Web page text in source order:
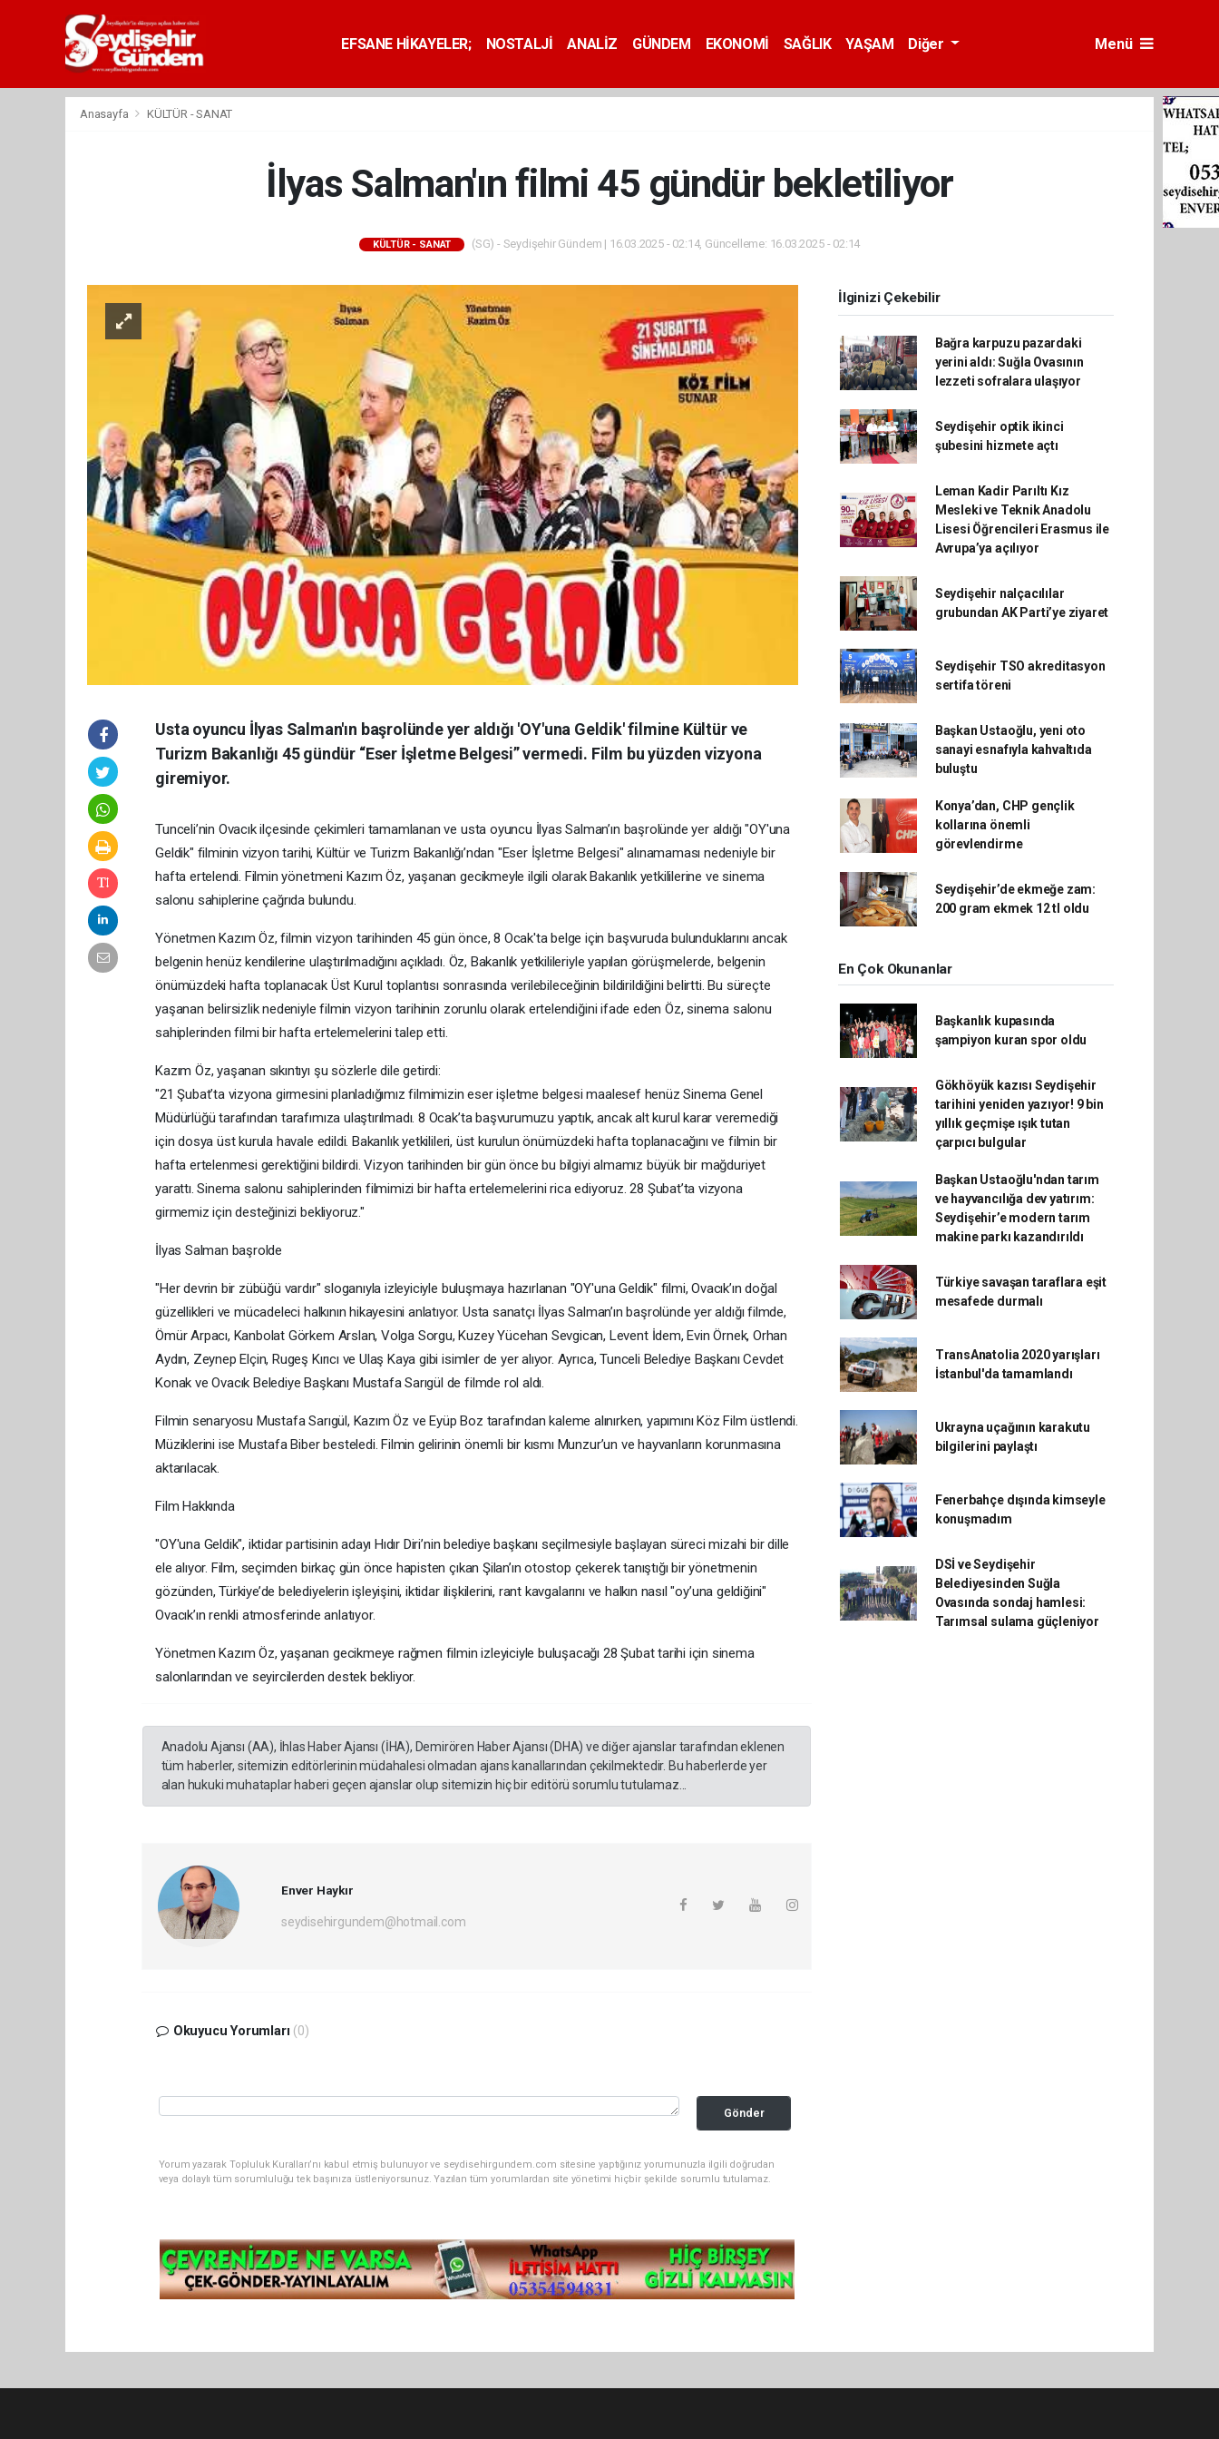
EFSANE HİKAYELER; NOSTALJİ ANALİZ GÜNDEM EKONOMİ SAĞLIK YAŞAM Diğer Menü
Anasayfa KÜLTÜR - SANAT
İlyas Salman'ın filmi 45 gündür bekletiliyor
KÜLTÜR - SANAT (SG) - Seydişehir Gündem | 16.03.2025 - 02:14, Güncelleme: 16.03.2025 - 02:14
Usta oyuncu İlyas Salman'ın başrolünde yer aldığı 'OY'una Geldik' filmine Kültür ve
Turizm Bakanlığı 45 gündür “Eser İşletme Belgesi” vermedi. Film bu yüzden vizyona
giremiyor.
Tunceli’nin Ovacık ilçesinde çekimleri tamamlanan ve usta oyuncu İlyas Salman’ın başrolünde yer aldığı "OY'una
Geldik" filminin vizyon tarihi, Kültür ve Turizm Bakanlığı’ndan "Eser İşletme Belgesi" alınamaması nedeniyle bir
hafta ertelendi. Filmin yönetmeni Kazım Öz, yaşanan gecikmeyle ilgili olarak Bakanlık yetkililerine ve sinema
salonu sahiplerine çağrıda bulundu.
Yönetmen Kazım Öz, filmin vizyon tarihinden 45 gün önce, 8 Ocak'ta belge için başvuruda bulunduklarını ancak
belgenin henüz kendilerine ulaştırılmadığını açıkladı. Öz, Bakanlık yetkilileriyle yapılan görüşmelerde, belgenin
önümüzdeki hafta toplanacak Üst Kurul toplantısı sonrasında verilebileceğinin bildirildiğini belirtti. Bu süreçte
yaşanan belirsizlik nedeniyle filmin vizyon tarihinin zorunlu olarak ertelendiğini ifade eden Öz, sinema salonu
sahiplerinden filmi bir hafta ertelemelerini talep etti.
Kazım Öz, yaşanan sıkıntıyı şu sözlerle dile getirdi:
"21 Şubat’ta vizyona girmesini planladığımız filmimizin eser işletme belgesi maalesef henüz Sinema Genel
Müdürlüğü tarafından tarafımıza ulaştırılmadı. 8 Ocak’ta başvurumuzu yaptık, ancak alt kurul karar veremediği
için dosya üst kurula havale edildi. Bakanlık yetkilileri, üst kurulun önümüzdeki hafta toplanacağını ve filmin bir
hafta ertelenmesi gerektiğini bildirdi. Vizyon tarihinden bir gün önce bu bilgiyi almamız büyük bir mağduriyet
yarattı. Sinema salonu sahiplerinden filmimizi bir hafta ertelemelerini rica ediyoruz. 28 Şubat’ta vizyona
girmemiz için desteğinizi bekliyoruz."
İlyas Salman başrolde
"Her devrin bir zübüğü vardır" sloganıyla izleyiciyle buluşmaya hazırlanan "OY'una Geldik" filmi, Ovacık’ın doğal
güzellikleri ve mücadeleci halkının hikayesini anlatıyor. Usta sanatçı İlyas Salman’ın başrolünde yer aldığı filmde,
Ömür Arpacı, Kanbolat Görkem Arslan, Volga Sorgu, Kuzey Yücehan Sevgican, Levent İdem, Evin Örnek, Orhan
Aydın, Zeynep Elçin, Rugeş Kırıcı ve Ulaş Kaya gibi isimler de yer alıyor. Ayrıca, Tunceli Belediye Başkanı Cevdet
Konak ve Ovacık Belediye Başkanı Mustafa Sarıgül de filmde rol aldı.
Filmin senaryosu Mustafa Sarıgül, Kazım Öz ve Eyüp Boz tarafından kaleme alınırken, yapımını Köz Film üstlendi.
Müziklerini ise Mustafa Biber besteledi. Filmin gelirinin önemli bir kısmı Munzur’un ve hayvanların korunmasına
aktarılacak.
Film Hakkında
"OY'una Geldik", iktidar partisinin adayı Hıdır Diri’nin belediye başkanı seçilmesiyle başlayan süreci mizahi bir dille
ele alıyor. Film, seçimden birkaç gün önce hapisten çıkan Şilan’ın otostop çekerek tanıştığı bir yönetmenin
gözünden, Türkiye’de belediyelerin işleyişini, iktidar ilişkilerini, rant kavgalarını ve halkın nasıl "oy’una geldiğini"
Ovacık’ın renkli atmosferinde anlatıyor.
Yönetmen Kazım Öz, yaşanan gecikmeye rağmen filmin izleyiciyle buluşacağı 28 Şubat tarihi için sinema
salonlarından ve seyircilerden destek bekliyor.
Anadolu Ajansı (AA), İhlas Haber Ajansı (İHA), Demirören Haber Ajansı (DHA) ve diğer ajanslar tarafından eklenen
tüm haberler, sitemizin editörlerinin müdahalesi olmadan ajans kanallarından çekilmektedir. Bu haberlerde yer
alan hukuki muhataplar haberi geçen ajanslar olup sitemizin hiç bir editörü sorumlu tutulamaz...
Enver Haykır
seydisehirgundem@hotmail.com
Okuyucu Yorumları (0)
Gönder
Yorum yazarak Topluluk Kuralları’nı kabul etmiş bulunuyor ve seydisehirgundem.com sitesine yaptığınız yorumunuzla ilgili doğrudan
veya dolaylı tüm sorumluluğu tek başınıza üstleniyorsunuz. Yazılan tüm yorumlardan site yönetimi hiçbir şekilde sorumlu tutulamaz.
İlginizi Çekebilir
Bağra karpuzu pazardaki
yerini aldı: Suğla Ovasının
lezzeti sofralara ulaşıyor
Seydişehir optik ikinci
şubesini hizmete açtı
Leman Kadir Parıltı Kız
Mesleki ve Teknik Anadolu
Lisesi Öğrencileri Erasmus ile
Avrupa’ya açılıyor
Seydişehir nalçacılılar
grubundan AK Parti’ye ziyaret
Seydişehir TSO akreditasyon
sertifa töreni
Başkan Ustaoğlu, yeni oto
sanayi esnafıyla kahvaltıda
buluştu
Konya’dan, CHP gençlik
kollarına önemli
görevlendirme
Seydişehir’de ekmeğe zam:
200 gram ekmek 12 tl oldu
En Çok Okunanlar
Başkanlık kupasında
şampiyon kuran spor oldu
Gökhöyük kazısı Seydişehir
tarihini yeniden yazıyor! 9 bin
yıllık geçmişe ışık tutan
çarpıcı bulgular
Başkan Ustaoğlu'ndan tarım
ve hayvancılığa dev yatırım:
Seydişehir’e modern tarım
makine parkı kazandırıldı
Türkiye savaşan taraflara eşit
mesafede durmalı
TransAnatolia 2020 yarışları
İstanbul'da tamamlandı
Ukrayna uçağının karakutu
bilgilerini paylaştı
Fenerbahçe dışında kimseyle
konuşmadım
DSİ ve Seydişehir
Belediyesinden Suğla
Ovasında sondaj hamlesi:
Tarımsal sulama güçleniyor